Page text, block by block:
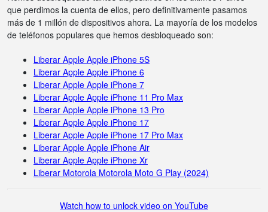
que perdimos la cuenta de ellos, pero definitivamente pasamos
más de 1 millón de dispositivos ahora. La mayoría de los modelos
de teléfonos populares que hemos desbloqueado son:
Liberar Apple Apple iPhone 5S
Liberar Apple Apple iPhone 6
Liberar Apple Apple iPhone 7
Liberar Apple Apple iPhone 11 Pro Max
Liberar Apple Apple iPhone 13 Pro
Liberar Apple Apple iPhone 17
Liberar Apple Apple iPhone 17 Pro Max
Liberar Apple Apple iPhone Air
Liberar Apple Apple iPhone Xr
Liberar Motorola Motorola Moto G Play (2024)
Watch how to unlock video on YouTube